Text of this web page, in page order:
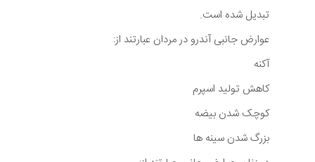
تبدیل شده است.
عوارض جانبی آندرو در مردان عبارتند از:
آکنه
کاهش تولید اسپرم
کوچک شدن بیضه
بزرگ شدن سینه ها